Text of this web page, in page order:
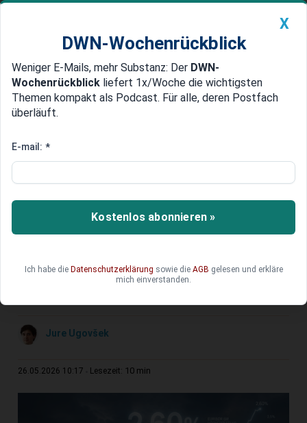
Newsticker MEIN DWN: Geldanlage Premium
Edelmetalle DWN-Magazin China
Wenn der EURIBOR steigt, wird
freundlich
Der EURIBOR steigt wieder und signalisiert, dass
die Zeit des billigen Geldes nicht zurückkehrt. Für
die Rechnung damit anspruchsvoller.
Jure Ugovšek
26.05.2026 10:17 Lesezeit: 10 min
X
DWN-Wochenrückblick
Weniger E-Mails, mehr Substanz: Der DWN-
Wochenrückblick liefert 1x/Woche die wichtigsten
Themen kompakt als Podcast. Für alle, deren Postfach
überläuft.
E-mail: *
Kostenlos abonnieren »
Ich habe die Datenschutzerklärung sowie die AGB gelesen und erkläre
mich einverstanden.